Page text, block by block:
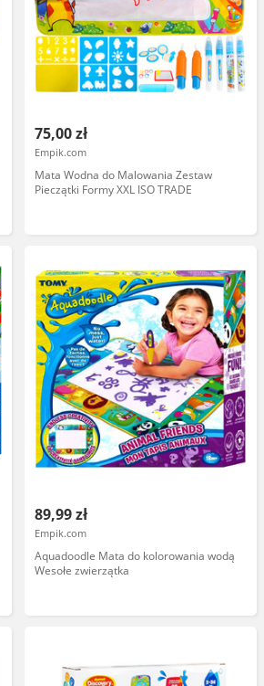
75,00 zł
Empik.com
Mata Wodna do Malowania Zestaw
Pieczątki Formy XXL ISO TRADE
89,99 zł
Empik.com
Aquadoodle Mata do kolorowania wodą
Wesołe zwierzątka